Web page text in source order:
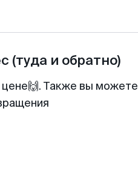
(туда и обратно)
цене🙌. Также вы можете